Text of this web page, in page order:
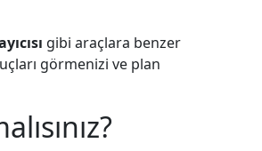
gibi araçlara benzer
görmenizi ve plan